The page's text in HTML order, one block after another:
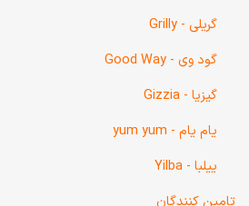
گریلی - Grilly
گود وی - Good Way
گیزیا - Gizzia
یام یام - yum yum
ییلبا - Yilba
تامین کنندگان